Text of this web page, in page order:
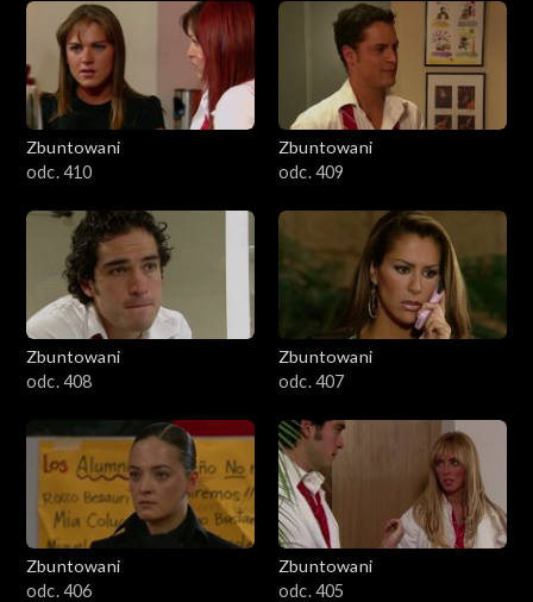
Zbuntowani
odc. 410
Zbuntowani
odc. 409
Zbuntowani
odc. 408
Zbuntowani
odc. 407
Zbuntowani
odc. 406
Zbuntowani
odc. 405